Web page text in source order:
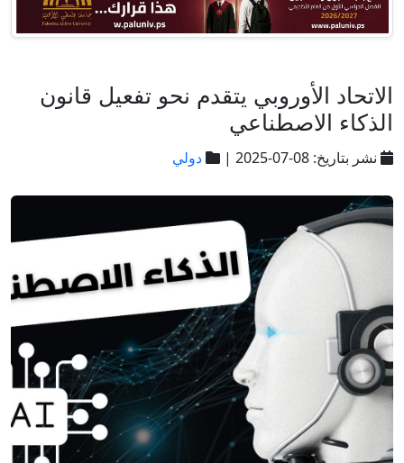
الاتحاد الأوروبي يتقدم نحو تفعيل قانون
الذكاء الاصطناعي
نشر بتاريخ: 08-07-2025 | دولي